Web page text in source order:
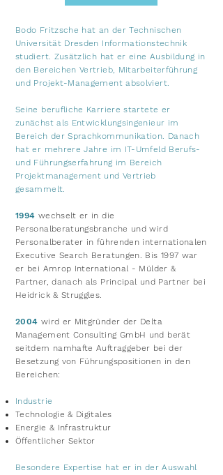
Bodo Fritzsche hat an der Technischen
Universität Dresden Informationstechnik
studiert. Zusätzlich hat er eine Ausbildung in
den Bereichen Vertrieb, Mitarbeiterführung
und Projekt-Management absolviert.
Seine berufliche Karriere startete er
zunächst als Entwicklungsingenieur im
Bereich der Sprachkommunikation. Danach
hat er mehrere Jahre im IT-Umfeld Berufs-
und Führungserfahrung im Bereich
Projektmanagement und Vertrieb
gesammelt.
1994 wechselt er in die
Personalberatungsbranche und wird
Personalberater in führenden internationalen
Executive Search Beratungen. Bis 1997 war
er bei Amrop International - Mülder &
Partner, danach als Principal und Partner bei
Heidrick & Struggles.
2004 wird er Mitgründer der Delta
Management Consulting GmbH und berät
seitdem namhafte Auftraggeber bei der
Besetzung von Führungspositionen in den
Bereichen:
Industrie
Technologie & Digitales
Energie & Infrastruktur
Öffentlicher Sektor
Besondere Expertise hat er in der Auswahl